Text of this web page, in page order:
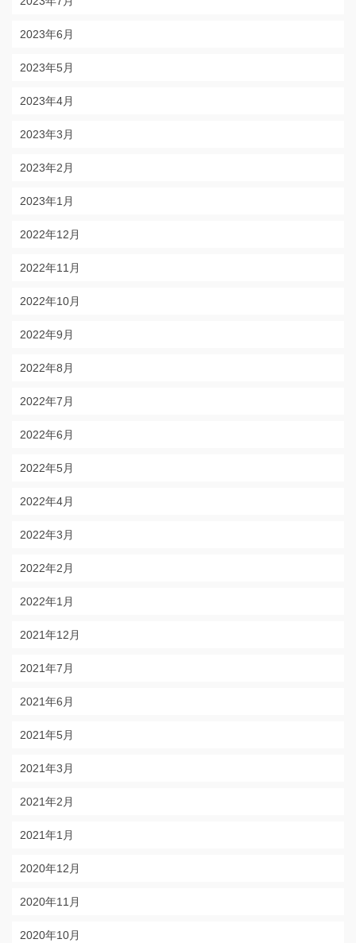
2023年6月
2023年5月
2023年4月
2023年3月
2023年2月
2023年1月
2022年12月
2022年11月
2022年10月
2022年9月
2022年8月
2022年7月
2022年6月
2022年5月
2022年4月
2022年3月
2022年2月
2022年1月
2021年12月
2021年7月
2021年6月
2021年5月
2021年3月
2021年2月
2021年1月
2020年12月
2020年11月
2020年10月